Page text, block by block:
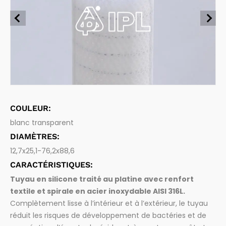
Aspiration et évacuation de liquides et d'eaux usées
Tuyaux alimentaires
Aspiration et transfert de produits alimentaires et de boi
Tuyaux pharmaceutiques
Chimique et carburants
Vidange des fosses
COULEUR:
blanc transparent
DIAMÈTRES:
12,7x25,1-76,2x88,6
CARACTÉRISTIQUES:
Tuyau en silicone traité au platine avec renfort
textile et spirale en acier inoxydable AISI 316L.
Complètement lisse à l’intérieur et à l’extérieur, le tuyau
réduit les risques de développement de bactéries et de